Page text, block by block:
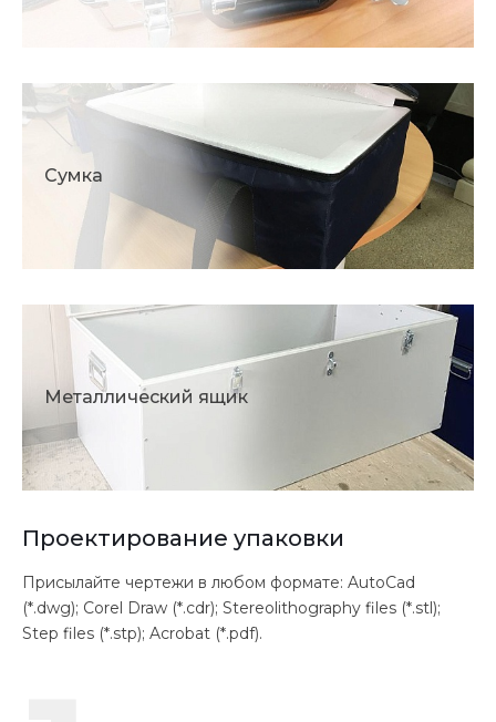
Сумка
Металлический ящик
Проектирование упаковки
Присылайте чертежи в любом формате: AutoCad
(*.dwg); Corel Draw (*.cdr); Stereolithography files (*.stl);
Step files (*.stp); Acrobat (*.pdf).